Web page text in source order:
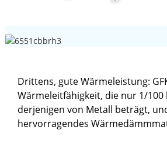
Drittens, gute Wärmeleistung:
Wärmeleitfähigkeit, die nur 1/100
derjenigen von Metall beträgt,
hervorragendes